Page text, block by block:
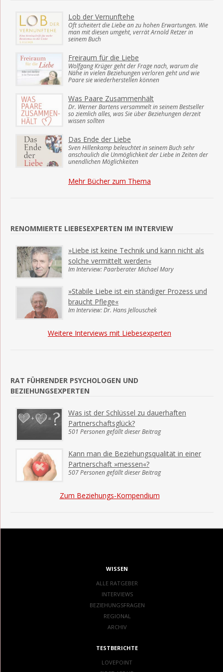
Lob der Vernunftehe
Oft scheitert die Liebe an zu hohen Erwartungen. Wie
man mit diesen umgeht, verrät Arnold Retzer in
seinem Buch
Freiraum für die Liebe
Wolfgang Krüger geht der Frage nach, warum die
Nähe in vielen Beziehungen verloren geht und wie
Paare sie wiederherstellen können
Was Paare Zusammenhält
Dr. Werner Bartens versammelt in seinem Bestseller
so ziemlich alles, was Sie über Beziehungen derzeit
wissen sollten
Das Ende der Liebe
Sven Hillenkamp beleuchtet in seinem Buch sehr
anschaulich die Unmöglichkeit der Liebe in Zeiten der
unendlichen Möglichkeiten
Mehr Bücher zum Thema
RENOMMIERTE LIEBESEXPERTEN IM INTERVIEW
»Liebe ist keine Technik und kann nicht als
solche vermittelt werden«
Im Interview: Paarberater Michael Mary
»Stabile Liebe ist ein ständiger Prozess und
braucht Pflege«
Im Interview: Dr. Hans Jellouschek
Weitere Interviews mit Liebesexperten
RAT FÜHRENDER PSYCHOLOGEN UND
BEZIEHUNGSEXPERTEN
Was ist der Schlüssel zu dauerhaften
Partnerschaftsglück?
501 Personen gefällt dieser Beitrag
Kann man die Beziehungsqualität in einer
Partnerschaft »messen«?
507 Personen gefällt dieser Beitrag
Zum Beziehungs-Kompendium
WISSEN
ALLE RATGEBER
INTERVIEWS
BEZIEHUNGSFRAGEN
REGIONAL
ARCHIV
TESTBERICHTE
LOVEPOINT